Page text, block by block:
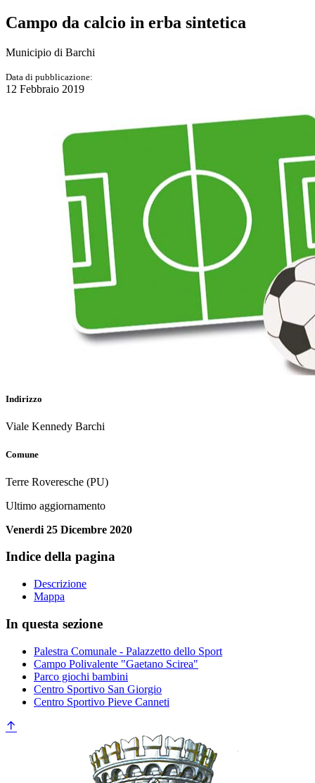
Campo da calcio in erba sintetica
Municipio di Barchi
Data di pubblicazione:
12 Febbraio 2019
Indirizzo
Viale Kennedy Barchi
Comune
Terre Roveresche (PU)
Ultimo aggiornamento
Venerdi 25 Dicembre 2020
Indice della pagina
Descrizione
Mappa
In questa sezione
Palestra Comunale - Palazzetto dello Sport
Campo Polivalente "Gaetano Scirea"
Parco giochi bambini
Centro Sportivo San Giorgio
Centro Sportivo Pieve Canneti